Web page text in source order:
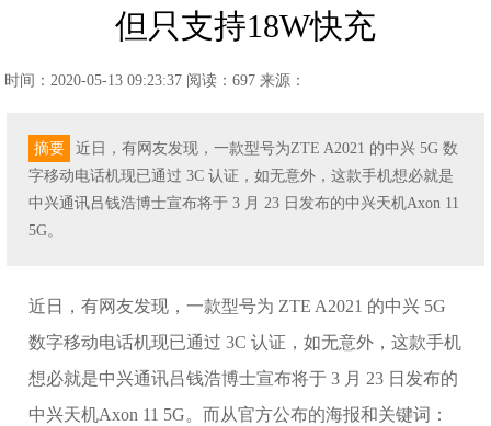
但只支持18W快充
时间：2020-05-13 09:23:37 阅读：697 来源：
摘要
近日，有网友发现，一款型号为ZTE A2021 的中兴 5G 数
字移动电话机现已通过 3C 认证，如无意外，这款手机想必就是
中兴通讯吕钱浩博士宣布将于 3 月 23 日发布的中兴天机Axon 11
5G。
近日，有网友发现，一款型号为 ZTE A2021 的中兴 5G
数字移动电话机现已通过 3C 认证，如无意外，这款手机
想必就是中兴通讯吕钱浩博士宣布将于 3 月 23 日发布的
中兴天机Axon 11 5G。而从官方公布的海报和关键词：